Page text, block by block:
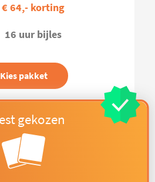
€ 64,- korting
16 uur bijles
Kies pakket